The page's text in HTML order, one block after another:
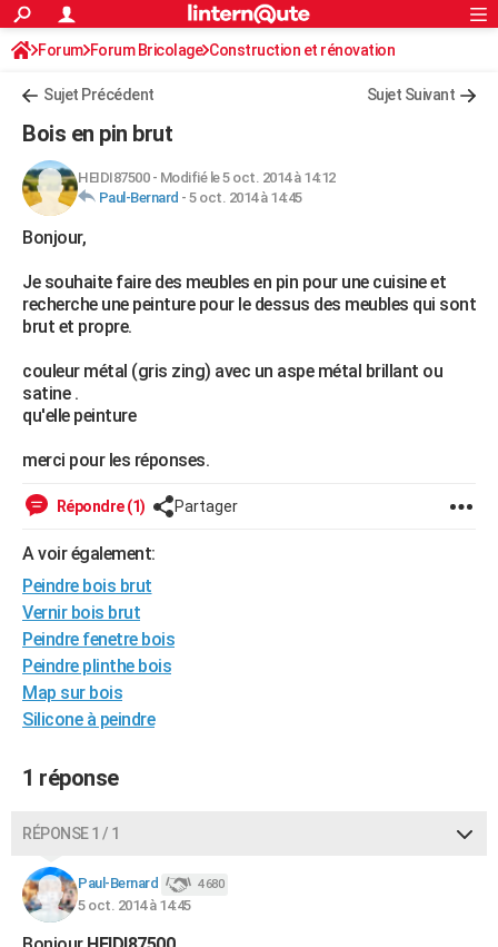
ACTUALITÉS
Politique
Société
Faits Divers
Education
Monde
Villes
+
FINANCE
Retraite
Impôts
Epargne
Immobilier
Risques naturels par ville
Banque
Assurance
Crédit
AUTO
Essais
Réserver un essai
Citadines
Berlines
SUV
Forum auto
+HIGH-TECH
Mobiles
Meilleur smartphone
Internet
Ordinateurs
Jeux vidéo
Guide high-tech
+BRICOLAGE
Forum
Aménagement intérieur
Extérieur
Cuisine
Salle de bains
Jardinage
Rangement
Guides de France
Escapades
Patrimoine
Expositions
Musées
Week-end nature
LIFESTYLE
Art de vivre
Bien-être
Loisirs
ModeModes de vie
Alimentation
Guide de la santé
Maladies
Médicaments
Sommeil
Destinations
City break
Voyage nature
Voyage de noces
Forum
Climat
BONS PLANS
CARTE DE VOEUX
Carte de Noël
Carte Bonne année
Carte Saint-Valentin
Carte Pâques
Carte d'anniversaire
DICTIONNAIRE
COPAINS D'AVANT
S'inscrire
Se connecter
Lycées
Collèges
Primaires
Universités
Entreprises
Service militaire
Avis de recherche
AVIS DE DÉCÈS
FORUM
Bricolage
Lifestyle
Culture
Sport
Auto
Television
Voyage
Cinema
Rechercher
S'inscrire
Connexion
Forum Forum Bricolage Construction et rénovation
Peinture, Vernis, Tapissserie
Sujet Précédent Sujet Suivant
Bois en pin brut
HEIDI87500- Modifié le 5 oct. 2014 à 14:12
Paul-Bernard - 5 oct. 2014 à 14:45
Bonjour,
Je souhaite faire des meubles en pin pour une cuisine et
recherche une peinture pour le dessus des meubles qui sont
brut et propre.
couleur métal (gris zing) avec un aspe métal brillant ou
satine .
qu'elle peinture
merci pour les réponses.
Répondre (1) Partager
A voir également:
Peindre bois brut
Vernir bois brut
Peindre fenetre bois
Peindre plinthe bois
Map sur bois
Silicone à peindre
1 réponse
RÉPONSE 1 / 1
Paul-Bernard 4 680
5 oct. 2014 à 14:45